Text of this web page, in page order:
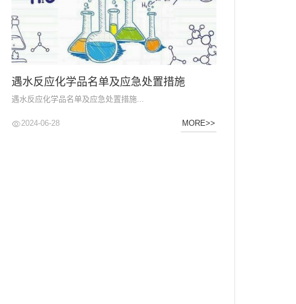
遇水反应化学品名单及应急处置措施
遇水反应化学品名单及应急处置措施...
2024-06-28 MORE>>